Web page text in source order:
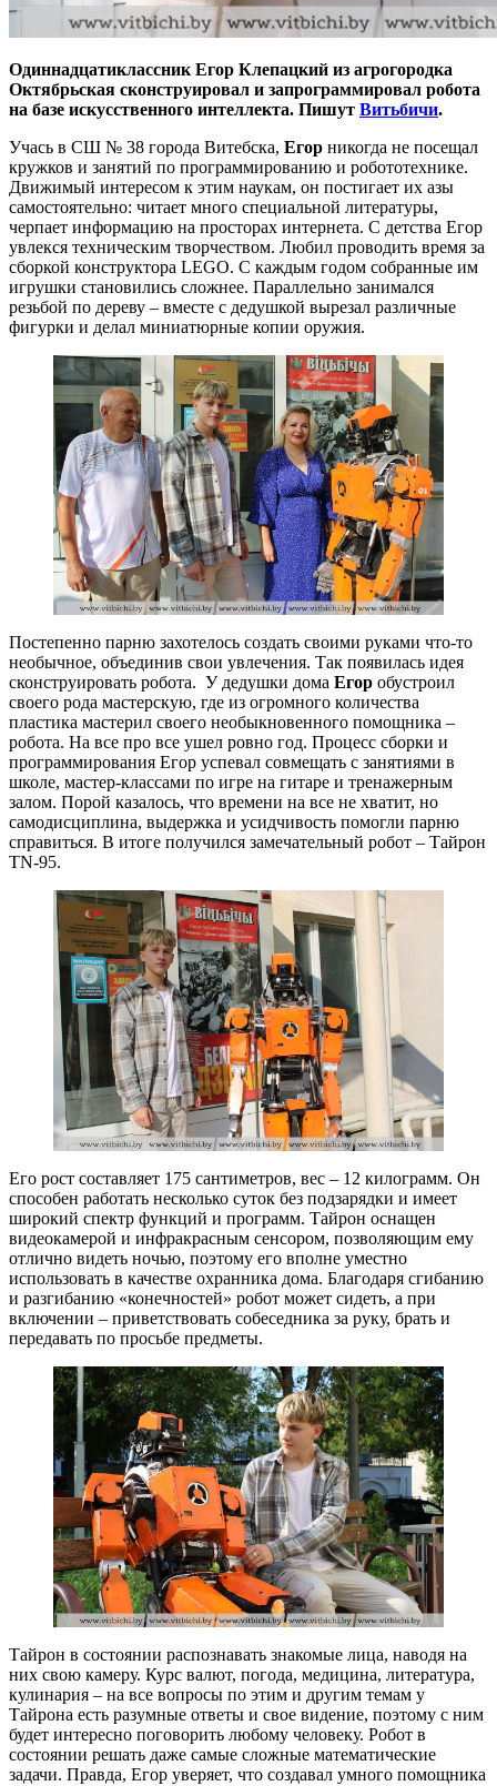
Одиннадцатиклассник Егор Клепацкий из агрогородка
Октябрьская сконструировал и запрограммировал робота
на базе искусственного интеллекта. Пишут Витьбичи.
Учась в СШ № 38 города Витебска, Егор никогда не посещал
кружков и занятий по программированию и робототехнике.
Движимый интересом к этим наукам, он постигает их азы
самостоятельно: читает много специальной литературы,
черпает информацию на просторах интернета. С детства Егор
увлекся техническим творчеством. Любил проводить время за
сборкой конструктора LEGO. С каждым годом собранные им
игрушки становились сложнее. Параллельно занимался
резьбой по дереву – вместе с дедушкой вырезал различные
фигурки и делал миниатюрные копии оружия.
Постепенно парню захотелось создать своими руками что-то
необычное, объединив свои увлечения. Так появилась идея
сконструировать робота. У дедушки дома Егор обустроил
своего рода мастерскую, где из огромного количества
пластика мастерил своего необыкновенного помощника –
робота. На все про все ушел ровно год. Процесс сборки и
программирования Егор успевал совмещать с занятиями в
школе, мастер-классами по игре на гитаре и тренажерным
залом. Порой казалось, что времени на все не хватит, но
самодисциплина, выдержка и усидчивость помогли парню
справиться. В итоге получился замечательный робот – Тайрон
TN-95.
Его рост составляет 175 сантиметров, вес – 12 килограмм. Он
способен работать несколько суток без подзарядки и имеет
широкий спектр функций и программ. Тайрон оснащен
видеокамерой и инфракрасным сенсором, позволяющим ему
отлично видеть ночью, поэтому его вполне уместно
использовать в качестве охранника дома. Благодаря сгибанию
и разгибанию «конечностей» робот может сидеть, а при
включении – приветствовать собеседника за руку, брать и
передавать по просьбе предметы.
Тайрон в состоянии распознавать знакомые лица, наводя на
них свою камеру. Курс валют, погода, медицина, литература,
кулинария – на все вопросы по этим и другим темам у
Тайрона есть разумные ответы и свое видение, поэтому с ним
будет интересно поговорить любому человеку. Робот в
состоянии решать даже самые сложные математические
задачи. Правда, Егор уверяет, что создавал умного помощника